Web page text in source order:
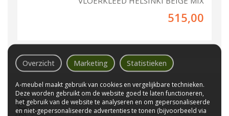
515,00
WaaromA-meubel?
Laagste prijs van NL
Overzicht Marketing Statistieken
A-meubel maakt gebruik van cookies en vergelijkbare technieken.
Deze worden gebruikt om de website goed te laten functioneren,
het gebruik van de website te analyseren en om gepersonaliseerde
en niet-gepersonaliseerde advertenties te tonen (bijvoorbeeld via